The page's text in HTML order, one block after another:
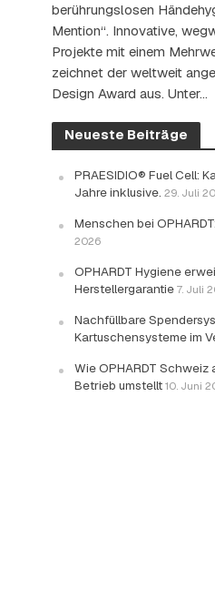
berührungslosen
Mention“. Innovative,
Projekte mit einem
zeichnet der weltweit
Design Award aus. Unter...
Neueste Beiträge
PRAESIDIO® Fuel Cell:
Jahre inklusive. 29. Juli
Menschen bei
2026
OPHARDT Hygiene
Herstellergarantie 7. Juli
Nachfüllbare
Kartuschensysteme im
Wie OPHARDT
Betrieb umstellt 10. Juni